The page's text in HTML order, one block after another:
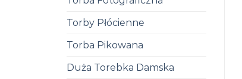
Torby Płócienne
Torba Pikowana
Duża Torebka Damska